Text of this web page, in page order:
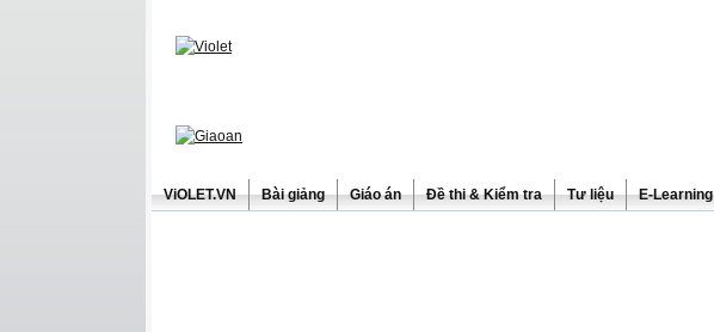
ViOLET.VN Bài giảng Giáo án Đề thi & Kiểm tra Tư liệu E-Learning